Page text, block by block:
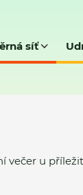
síť
večer u